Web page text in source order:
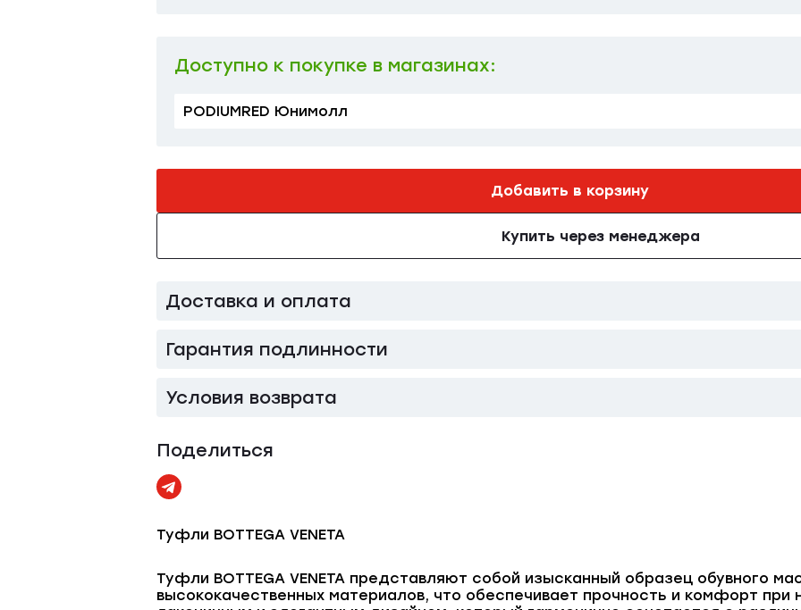
Доступно к покупке в магазинах:
PODIUMRED Юнимолл
Добавить в корзину
Купить через менеджера
Доставка и оплата
Гарантия подлинности
Условия возврата
Поделиться
Туфли BOTTEGA VENETA
Туфли BOTTEGA VENETA представляют собой изысканный образец обувного
высококачественных материалов, что обеспечивает прочность и комфорт при